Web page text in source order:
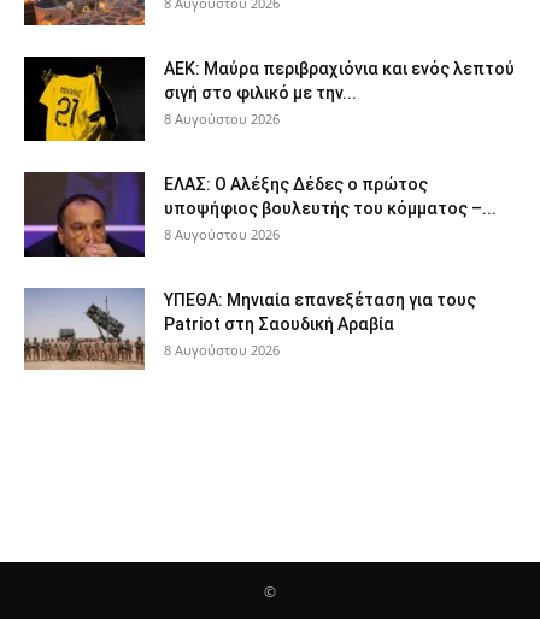
ΑΕΚ: Μαύρα περιβραχιόνια και ενός λεπτού
σιγή στο φιλικό με την...
8 Αυγούστου 2026
ΕΛΑΣ: Ο Αλέξης Δέδες ο πρώτος
υποψήφιος βουλευτής του κόμματος –...
8 Αυγούστου 2026
ΥΠΕΘΑ: Μηνιαία επανεξέταση για τους
Patriot στη Σαουδική Αραβία
8 Αυγούστου 2026
©